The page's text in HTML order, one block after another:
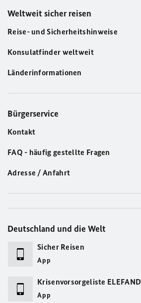
Weltweit sicher reisen
Reise- und Sicherheitshinweise
Konsulatfinder weltweit
Länderinformationen
Bürgerservice
Kontakt
FAQ - häufig gestellte Fragen
Adresse / Anfahrt
Deutschland und die Welt
Sicher Reisen
App
Krisenvorsorgeliste ELEFAND
App